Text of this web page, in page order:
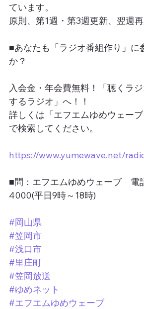
ています。
原則、第1週・第3週更新、翌週再
■あなたも「ラジオ番組作り」に
か？
入会金・年会費無料！「聴くラ
するラジオ」へ！！
詳しくは「エフエムゆめウェーブ
で検索してください。
https://www.yumewave.net/
■問：エフエムゆめウェーブ　電
4000(平日9時～18時)
#岡山県
#笠岡市
#浅口市
#里庄町
#笠岡放送
#ゆめネット
#エフエムゆめウェーブ